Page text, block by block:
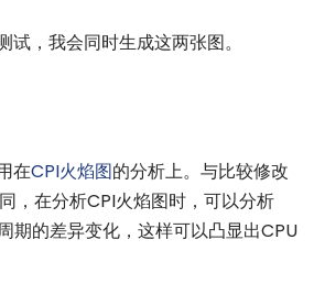
，我会同时生成这两张图。
在CPI火焰图的分析上。与比较修改
，在分析CPI火焰图时，可以分析
期的差异变化，这样可以凸显出CPU